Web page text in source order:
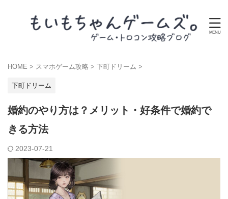
HOME > スマホゲーム攻略 > 下町ドリーム >
下町ドリーム
婚約のやり方は？メリット・好条件で婚約で
きる方法
2023-07-21